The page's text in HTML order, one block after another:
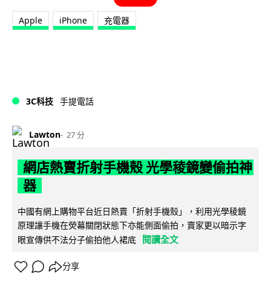
Apple iPhone 充電器
3C科技 手提電話
Lawton 27 分
網店熱賣折射手機殼 光學稜鏡變偷拍神
器
中國有網上購物平台近日熱賣「折射手機殼」，利用光學稜鏡
原理讓手機在熒幕關閉狀態下亦能側面偷拍，賣家更以暗示字
眼宣傳供不法分子偷拍他人裙底
閱讀全文
分享